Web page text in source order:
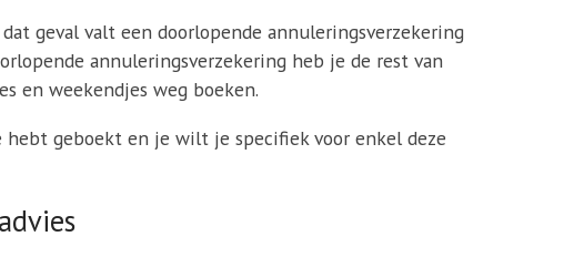
geval valt een doorlopende annuleringsverzekering
annuleringsverzekering heb je de rest van
en weekendjes weg boeken.
geboekt en je wilt je specifiek voor enkel deze